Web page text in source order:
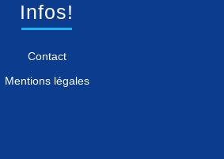
Infos!
Contact
Mentions légales